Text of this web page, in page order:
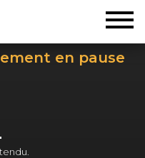
en pause